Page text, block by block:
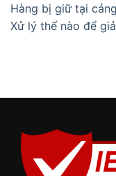
Hàng bị giữ tại
Xử lý thế nào để